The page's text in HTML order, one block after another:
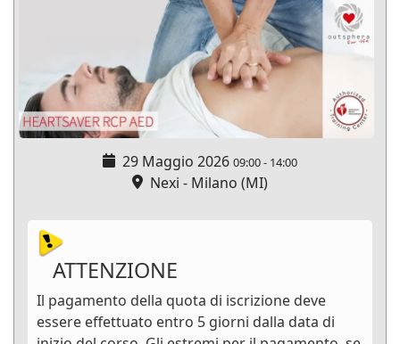
29 Maggio 2026 09:00- 14:00
Nexi - Milano (MI)
ATTENZIONE
Il pagamento della quota di iscrizione deve
essere effettuato entro 5 giorni dalla data di